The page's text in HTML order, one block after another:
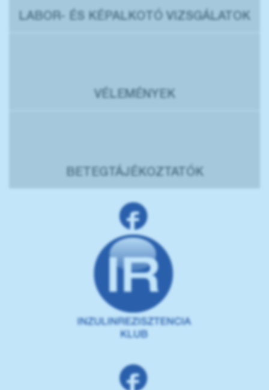
LABOR- ÉS KÉPALKOTÓ VIZSGÁLATOK
VÉLEMÉNYEK
BETEGTÁJÉKOZTATÓK